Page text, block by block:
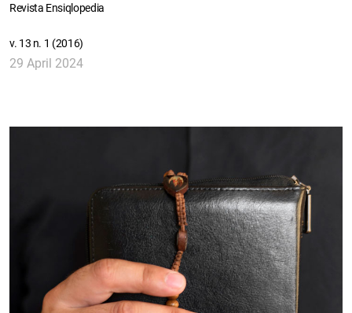
Revista Ensiqlopedia
v. 13 n. 1 (2016)
29 April 2024